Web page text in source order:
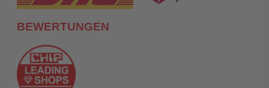
BEWERTUNGEN